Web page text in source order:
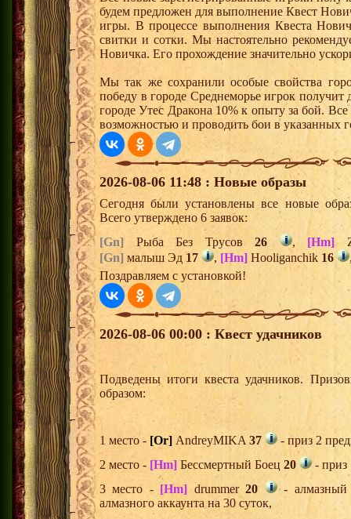
будем предложен для выполнение Квест
игры. В процессе выполнения Квеста
свитки и сотки. Мы настоятельно
Новичка. Его прохождение значительно
Мы так же сохранили особые свойства
победу в городе Среднеморье игрок
городе Утес Дракона 10% к опыту за бой.
возможностью и проводить бои в указанных
2026-08-06 11:48 : Новые образы
Сегодня были установлены все новые
Всего утверждено 6 заявок:
[Gn] Рыба Без Трусов26 , [Hm]
[Gn] малыш Эд 17 , [Hm] Hooliganchik 16
Поздравляем с установкой!
2026-08-06 00:00 : Квест удачников
Подведены итоги квеста удачников.
образом:
1 место - [Or] AndreyMIKA 37
- приз 2
2 место - [Hm] Бессмертный Боец 20
- приз
3 место - [Hm] drummer20
- алмазный
алмазного аккаунта на 30 суток,